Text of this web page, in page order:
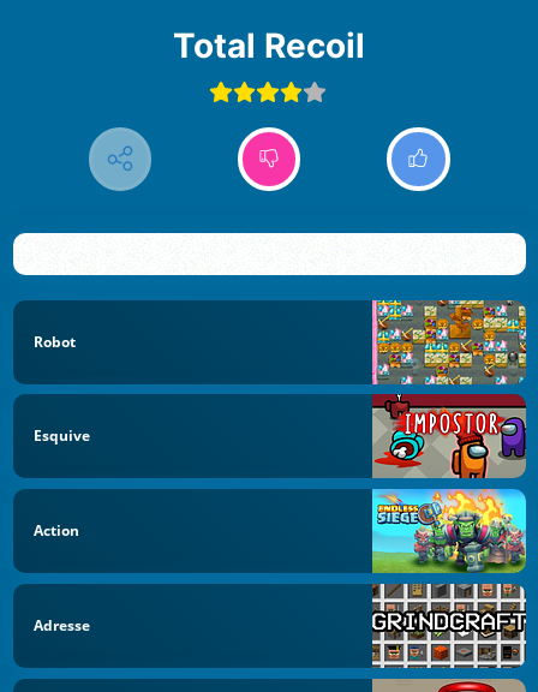
Total Recoil
Robot
Esquive
Action
Adresse